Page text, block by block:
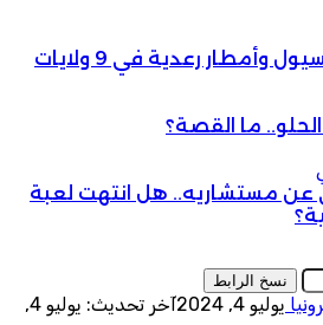
وأمطار رعدية في 9 ولايات
ما القصة؟
مستشاريه.. هل انتهت لعبة
نسخ الرابط
يوليو 4, 2024
آخر تحديث: يوليو 4,